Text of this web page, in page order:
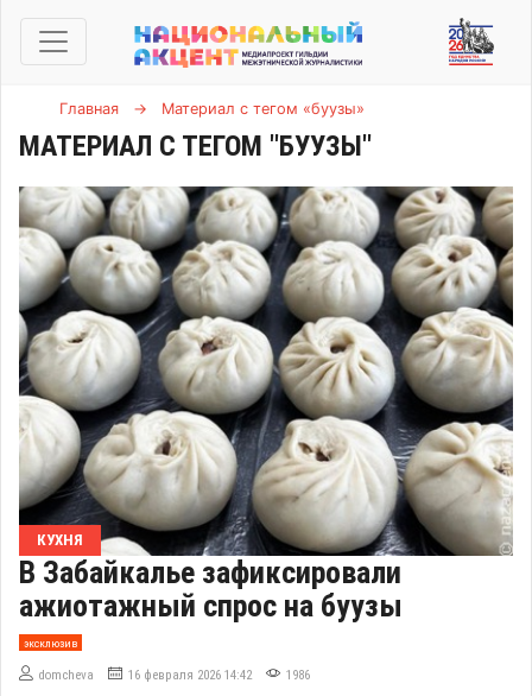
Главная → Материал с тегом «буузы»
МАТЕРИАЛ С ТЕГОМ "БУУЗЫ"
КУХНЯ
В Забайкалье зафиксировали
ажиотажный спрос на буузы
эксклюзив
domcheva 16 февраля 2026 14:42 1986